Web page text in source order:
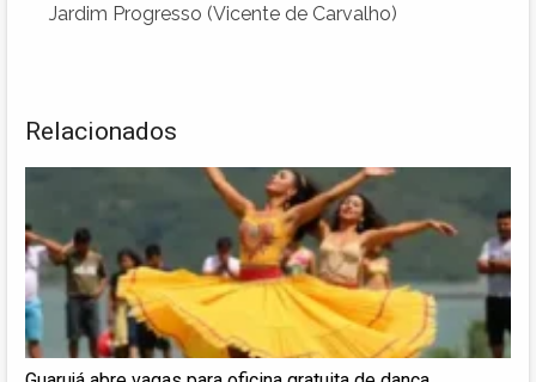
Jardim Progresso (Vicente de Carvalho)
Relacionados